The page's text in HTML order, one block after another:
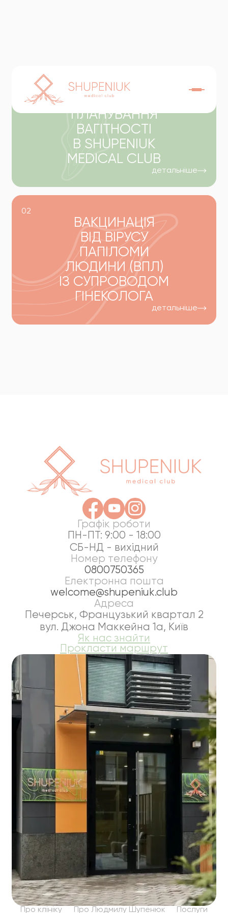
Готові рішення
01
ПЛАНУВАННЯ
ВАГІТНОСТІ
В SHUPENIUK
MEDICAL CLUB
детальніше
02
ВАКЦИНАЦІЯ
ВІД ВІРУСУ
ПАПІЛОМИ
ЛЮДИНИ (ВПЛ)
ІЗ СУПРОВОДОМ
ГІНЕКОЛОГА
детальніше
Графік роботи
ПН-ПТ: 9:00 - 18:00
СБ-НД - вихідний
Номер телефону
0800750365
Електронна пошта
welcome@shupeniuk.club
Адреса
Печерськ, Французький квартал 2
вул. Джона Маккейна 1а, Київ
Як нас знайти
Прокласти маршрут
Про клініку Про Людмилу Шупенюк Послуги